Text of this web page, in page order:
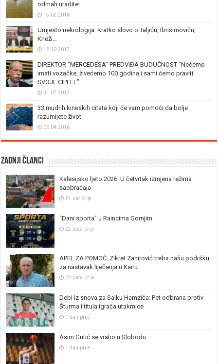
odmah uradite!
15.02.2018.
Umjesto nekrologija: Kratko slovo o Taljiću, Ibrišimoviću,
Krleži…
12.10.2017.
DIREKTOR “MERCEDESA” PREDVIĐA BUDUĆNOST “Nećemo
imati vozačke, živećemo 100 godina i sami ćemo praviti
SVOJE CIPELE”
31.07.2017.
33 mudrih kineskih citata koji će vam pomoći da bolje
razumijete život
06.04.2016.
Zadnji članci
Kalesijsko ljeto 2026: U četvrtak izmjena režima
saobraćaja
21 sat prije
“Dani sporta” u Raincima Gornjim
22 sata prije
APEL ZA POMOĆ: Zikret Zahirović treba našu podršku
za nastavak liječenja u Kairu
22 sata prije
Debi iz snova za Salku Hamzića: Pet odbrana protiv
Šturma i titula igrača utakmice
1 dan prije
Asim Gutić se vratio u Slobodu
1 dan prije